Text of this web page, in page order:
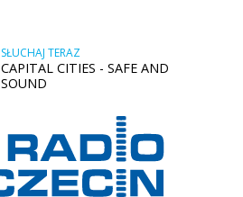
SŁUCHAJ TERAZ
CAPITAL CITIES - SAFE AND
SOUND